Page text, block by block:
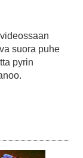
suora puhe
pyrin